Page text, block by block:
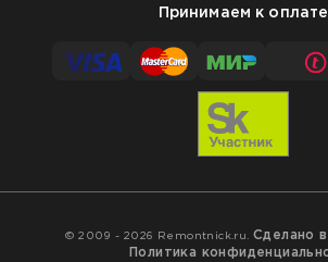
Принимаем к оплате
© 2009 - 2026 Remontnick.ru.Сделано в
Политика